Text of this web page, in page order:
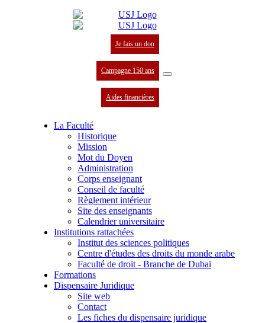
Je fais un don
Campagne 150 ans
Aides financières
La Faculté
Historique
Mission
Mot du Doyen
Administration
Corps enseignant
Conseil de faculté
Règlement intérieur
Site des enseignants
Calendrier universitaire
Institutions rattachées
Institut des sciences politiques
Centre d'études des droits du monde arabe
Faculté de droit - Branche de Dubaï
Formations
Dispensaire Juridique
Site web
Contact
Les fiches du dispensaire juridique